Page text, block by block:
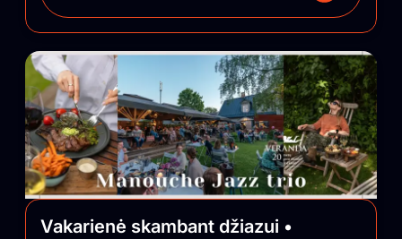
Vakarienė skambant džiazui •